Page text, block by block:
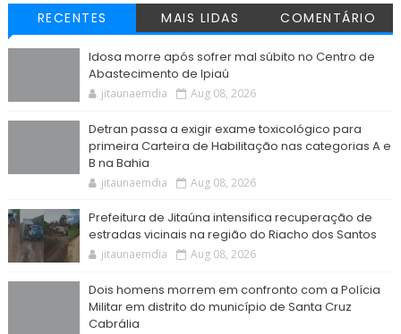
RECENTES MAIS LIDAS COMENTÁRIO
Idosa morre após sofrer mal súbito no Centro de
Abastecimento de Ipiaú
jitaunaemdia Aug 08, 2026
Detran passa a exigir exame toxicológico para
primeira Carteira de Habilitação nas categorias A e
B na Bahia
jitaunaemdia Aug 08, 2026
Prefeitura de Jitaúna intensifica recuperação de
estradas vicinais na região do Riacho dos Santos
jitaunaemdia Aug 08, 2026
Dois homens morrem em confronto com a Polícia
Militar em distrito do município de Santa Cruz
Cabrália